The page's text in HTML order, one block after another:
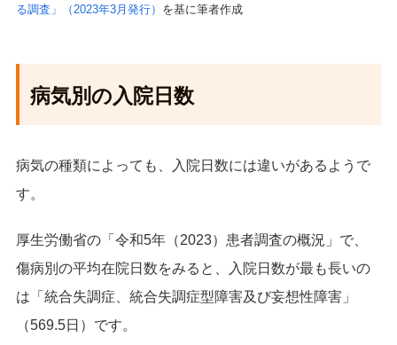
る調査」（2023年3月発行） を基に筆者作成
病気別の入院日数
病気の種類によっても、入院日数には違いがあるようで
す。
厚生労働省の「令和5年（2023）患者調査の概況」で、
傷病別の平均在院日数をみると、入院日数が最も長いの
は「統合失調症、統合失調症型障害及び妄想性障害」
（569.5日）です。